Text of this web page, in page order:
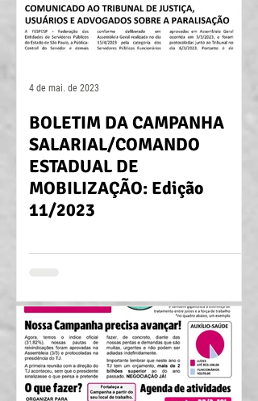
BOLETIM DA CAMPANHA
SALARIAL/COMANDO
ESTADUAL DE
MOBILIZAÇÃO: Edição
11/2023
4 de mai. de 2023